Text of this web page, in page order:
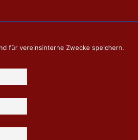
für vereinsinterne Zwecke speichern.